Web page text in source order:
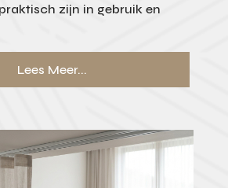
zijn in gebruik en
Lees Meer...